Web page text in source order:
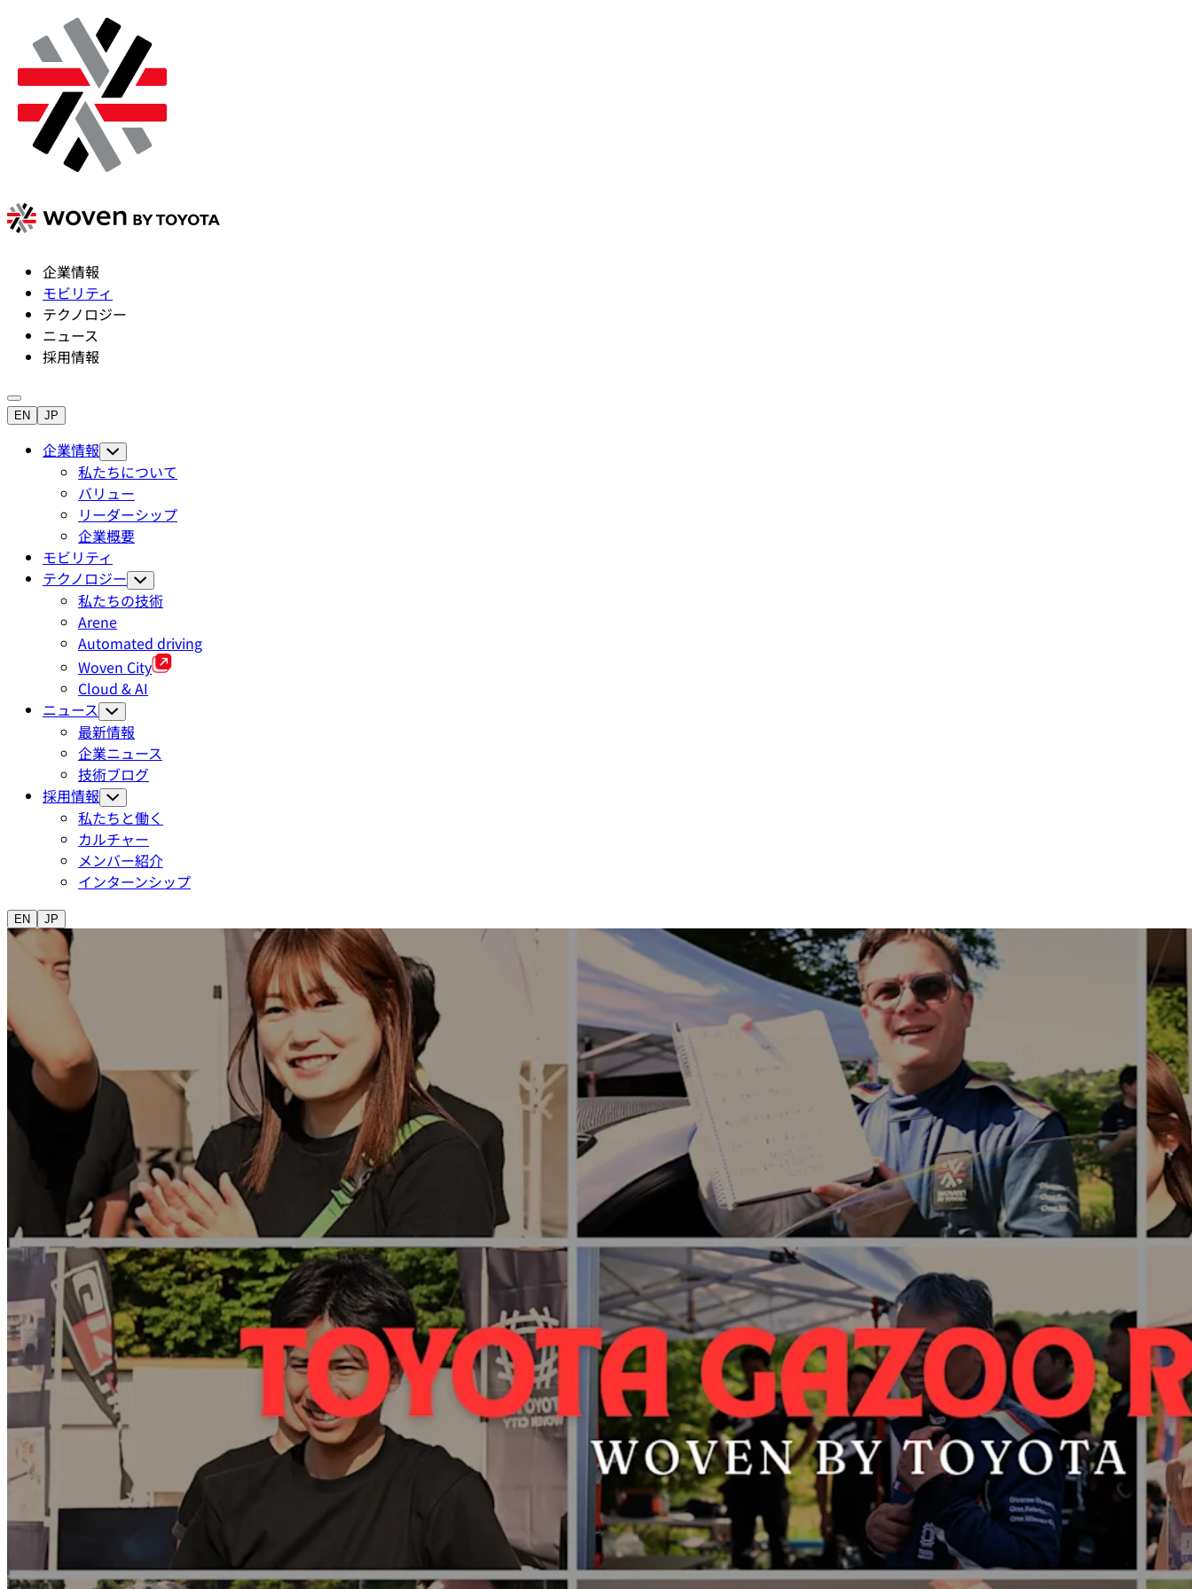
企業情報
モビリティ
テクノロジー
ニュース
採用情報
EN JP
企業情報
私たちについて
バリュー
リーダーシップ
企業概要
モビリティ
テクノロジー
私たちの技術
Arene
Automated driving
Woven City
Cloud & AI
ニュース
最新情報
企業ニュース
技術ブログ
採用情報
私たちと働く
カルチャー
メンバー紹介
インターンシップ
EN JP